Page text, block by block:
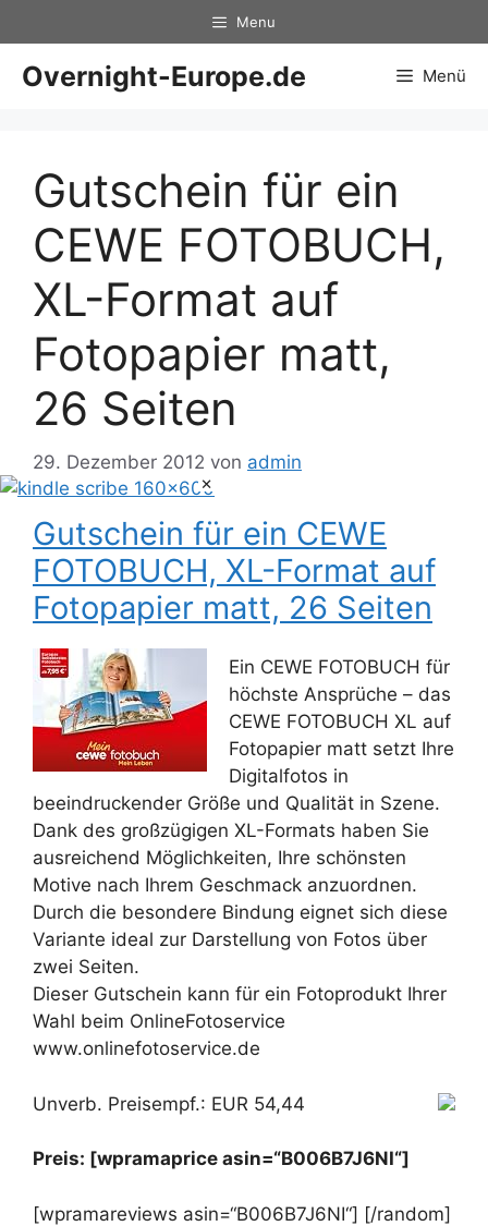
×
Inhalt
springen
Menu
Overnight-Europe.de Menü
Gutschein für ein
CEWE FOTOBUCH,
XL-Format auf
Fotopapier matt,
26 Seiten
29. Dezember 2012 von admin
Gutschein für ein CEWE
FOTOBUCH, XL-Format auf
Fotopapier matt, 26 Seiten
Ein CEWE FOTOBUCH für
höchste Ansprüche – das
CEWE FOTOBUCH XL auf
Fotopapier matt setzt Ihre
Digitalfotos in
beeindruckender Größe und Qualität in Szene.
Dank des großzügigen XL-Formats haben Sie
ausreichend Möglichkeiten, Ihre schönsten
Motive nach Ihrem Geschmack anzuordnen.
Durch die besondere Bindung eignet sich diese
Variante ideal zur Darstellung von Fotos über
zwei Seiten.
Dieser Gutschein kann für ein Fotoprodukt Ihrer
Wahl beim OnlineFotoservice
www.onlinefotoservice.de
Unverb. Preisempf.: EUR 54,44
Preis: [wpramaprice asin=“B006B7J6NI“]
[wpramareviews asin=“B006B7J6NI“] [/random]